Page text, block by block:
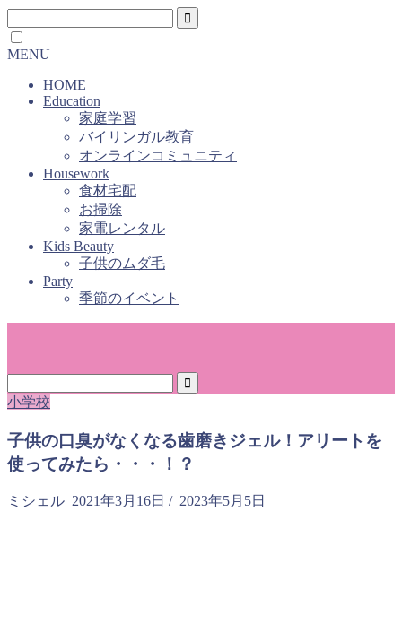
MENU
HOME
Education
家庭学習
バイリンガル教育
オンラインコミュニティ
Housework
食材宅配
お掃除
家電レンタル
Kids Beauty
子供のムダ毛
Party
季節のイベント
小学校
子供の口臭がなくなる歯磨きジェル！アリートを
使ってみたら・・・！？
ミシェル 2021年3月16日 / 2023年5月5日